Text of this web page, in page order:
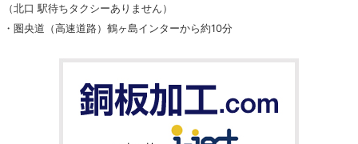
（北口 駅待ちタクシーありません）
・圏央道（高速道路）鶴ヶ島インターから約10分